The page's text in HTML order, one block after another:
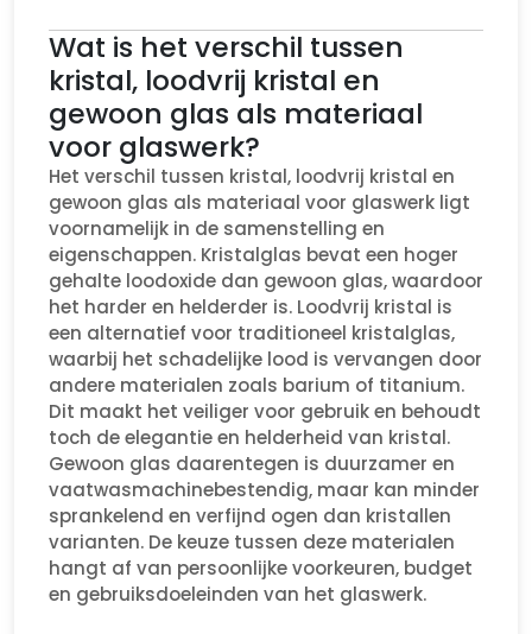
Wat is het verschil tussen
kristal, loodvrij kristal en
gewoon glas als materiaal
voor glaswerk?
Het verschil tussen kristal, loodvrij kristal en
gewoon glas als materiaal voor glaswerk ligt
voornamelijk in de samenstelling en
eigenschappen. Kristalglas bevat een hoger
gehalte loodoxide dan gewoon glas, waardoor
het harder en helderder is. Loodvrij kristal is
een alternatief voor traditioneel kristalglas,
waarbij het schadelijke lood is vervangen door
andere materialen zoals barium of titanium.
Dit maakt het veiliger voor gebruik en behoudt
toch de elegantie en helderheid van kristal.
Gewoon glas daarentegen is duurzamer en
vaatwasmachinebestendig, maar kan minder
sprankelend en verfijnd ogen dan kristallen
varianten. De keuze tussen deze materialen
hangt af van persoonlijke voorkeuren, budget
en gebruiksdoeleinden van het glaswerk.